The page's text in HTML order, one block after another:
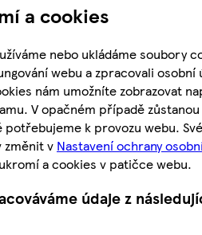
a cookies
nebo ukládáme soubory
webu a zpracovali osobní
nám umožníte zobrazovat
V opačném případě
k provozu webu. Své
změnit v Nastavení ochrany
a cookies v patičce webu.
údaje z